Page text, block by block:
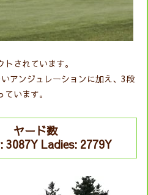
されています。
アンジュレーションに加え、3段
います。
ヤード数
3087Y Ladies: 2779Y